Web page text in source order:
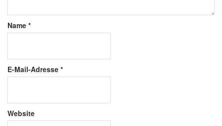
Name *
E-Mail-Adresse *
Website